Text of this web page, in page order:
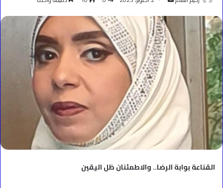
إلكترونيا
القناعة بوابة الرضا.. والاطمئنان ظل اليقين